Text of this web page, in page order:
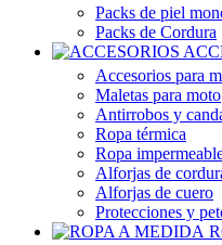
Packs de piel
Packs de Cordura
Accesorios para
Maletas para moto
Antirrobos y
Ropa térmica
Ropa
Alforjas de
Alforjas de cuero
Protecciones y